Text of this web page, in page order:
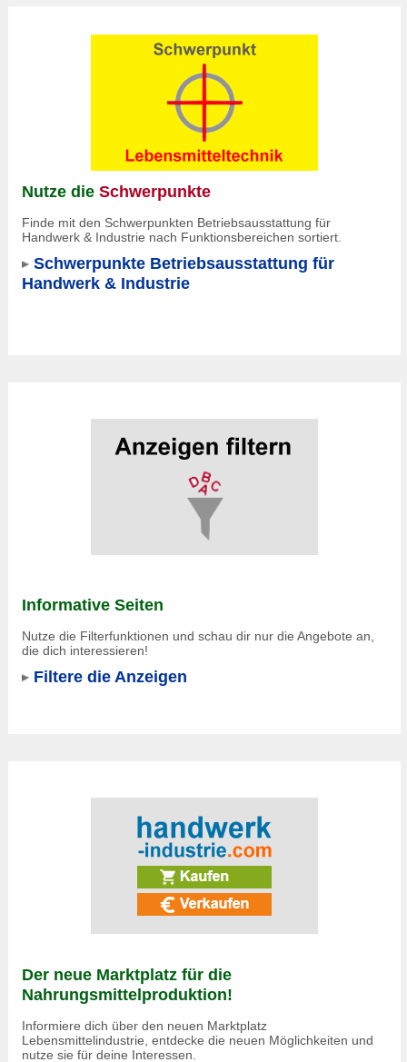
Nutze die Schwerpunkte
Finde mit den Schwerpunkten Betriebsausstattung für
Handwerk & Industrie nach Funktionsbereichen sortiert.
Schwerpunkte Betriebsausstattung für
Handwerk & Industrie
Informative Seiten
Nutze die Filterfunktionen und schau dir nur die Angebote an,
die dich interessieren!
Filtere die Anzeigen
Der neue Marktplatz für die
Nahrungsmittelproduktion!
Informiere dich über den neuen Marktplatz
Lebensmittelindustrie, entdecke die neuen Möglichkeiten und
nutze sie für deine Interessen.